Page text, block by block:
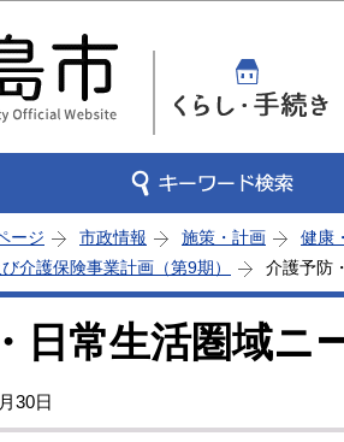
ージ 市政情報 施策・計画
健康
介護保険事業計画（第9期）
介護予防
日常生活圏域ニ
30日